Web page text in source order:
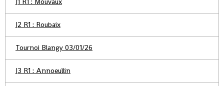
J2 R1 : Roubaix
Tournoi Blangy 03/01/26
J3 R1 : Annoeullin